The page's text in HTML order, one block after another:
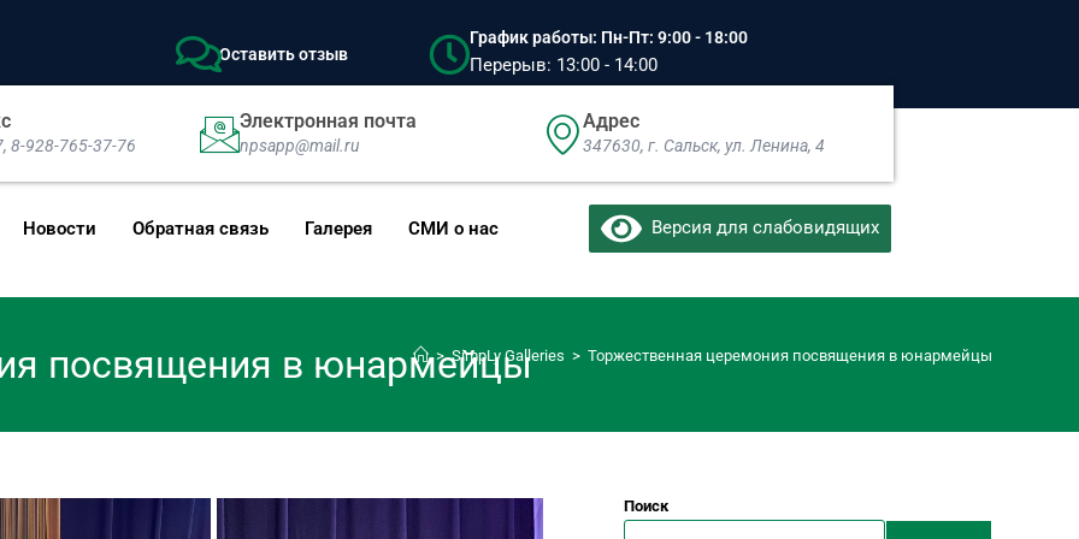
Оставить отзыв
График работы: Пн-Пт: 9:00 - 18:00
Перерыв: 13:00 - 14:00
8-928-765-37-76
Электронная почта
npsapp@mail.ru
Адрес
347630, г. Сальск, ул. Ленина, 4​
Новости Обратная связь Галерея СМИ о нас Версия для слабовидящих
посвящения в юнармейцы
> SimpLy Galleries > Торжественная церемония посвящения в юнармейцы
Поиск